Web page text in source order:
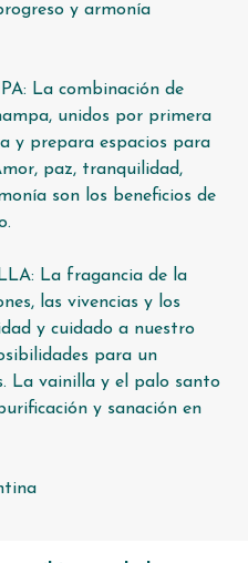
y armonía
La combinación de
unidos por primera
y prepara espacios para
paz, tranquilidad,
son los beneficios de
La fragancia de la
las vivencias y los
y cuidado a nuestro
para un
La vainilla y el palo santo
y sanación en